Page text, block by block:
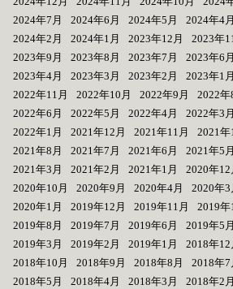
2024年7月
2024年6月 2024年5月 2024年4月
2024年2月
2024年1月 2023年12月 2023年
2023年9月
2023年8月 2023年7月 2023年6月
2023年4月
2023年3月 2023年2月 2023年1月
2022年11月
2022年10月 2022年9月 2022年
2022年6月
2022年5月 2022年4月 2022年3月
2022年1月
2021年12月 2021年11月 2021年
2021年8月
2021年7月 2021年6月 2021年5月
2021年3月
2021年2月 2021年1月 2020年12
2020年10月
2020年9月 2020年4月 2020年3
2020年1月
2019年12月 2019年11月 2019年
2019年8月
2019年7月 2019年6月 2019年5月
2019年3月
2019年2月 2019年1月 2018年12
2018年10月
2018年9月 2018年8月 2018年7
2018年5月
2018年4月 2018年3月 2018年2月